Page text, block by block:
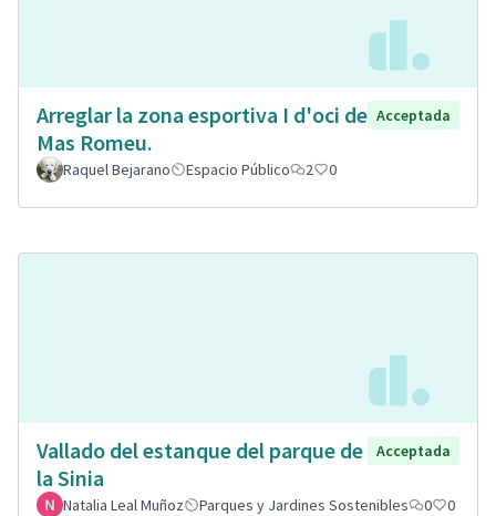
Arreglar la zona esportiva I d'oci de
Mas Romeu.
Acceptada
Raquel Bejarano Espacio Público 2 0
Vallado del estanque del parque de
la Sinia
Acceptada
Natalia Leal Muñoz Parques y Jardines Sostenibles 0 0